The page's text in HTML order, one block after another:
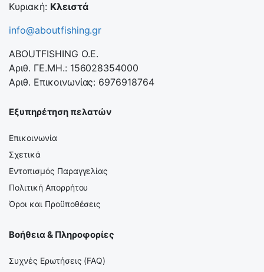
Κυριακή: Κλειστά
info@aboutfishing.gr
ABOUTFISHING Ο.Ε.
Αριθ. ΓΕ.ΜΗ.: 156028354000
Αριθ. Επικοινωνίας: 6976918764
Εξυπηρέτηση πελατών
Επικοινωνία
Σχετικά
Εντοπισμός Παραγγελίας
Πολιτική Απορρήτου
Όροι και Προϋποθέσεις
Βοήθεια & Πληροφορίες
Συχνές Ερωτήσεις (FAQ)